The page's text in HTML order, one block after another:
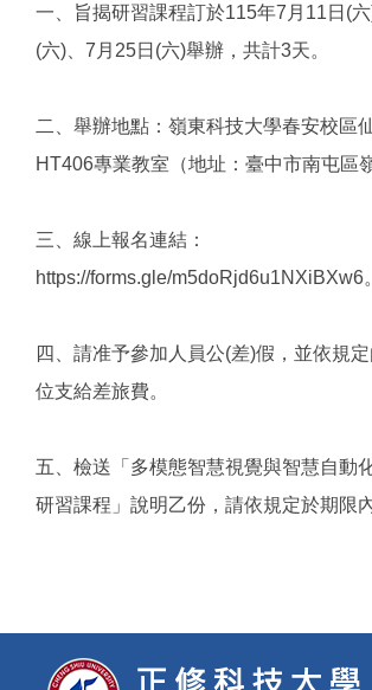
一、旨揭研習課程訂於115年7月11日(
(六)、7月25日(六)舉辦，共計3天。
二、舉辦地點：嶺東科技大學春安校區
HT406專業教室（地址：臺中市南屯區
三、線上報名連結：
https://forms.gle/m5doRjd6u1NXiBXw6。
四、請准予參加人員公(差)假，並依規
位支給差旅費。
五、檢送「多模態智慧視覺與智慧自動
研習課程」說明乙份，請依規定於期限